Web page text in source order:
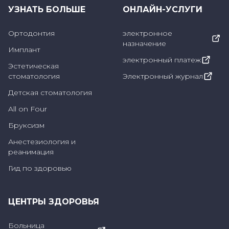
получить изображения головы и шеи с
измерений.
Панорамная пленка
Панорамная рентгенография - это метод,
позволяющий получить единое
изображение верхней и нижней челюсти
вместе с зубами и соседними
анатомическими структурами и
патологиями. Низкая доза облучения - одно
врача при выявлении переломов челюсти,
УЗНАТЬ БОЛЬШЕ
Ортодонтия
Имплант
Эстетическая
стоматология
Детская стоматология
All on Four
Бруксизм
Анестезиология и
реанимация
Гид по здоровью
ОНЛАЙН-УСЛУГИ
электронное
назначение
электронный платеж
Электронный журнал
ЦЕНТРЫ ЗДОРОВЬЯ
Больница